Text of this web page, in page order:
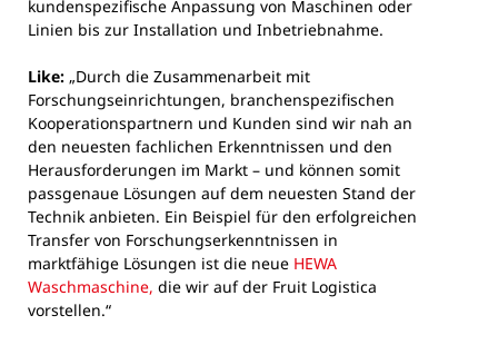
kundenspezifische Anpassung von Maschinen oder
Linien bis zur Installation und Inbetriebnahme.
Like: „Durch die Zusammenarbeit mit
Forschungseinrichtungen, branchenspezifischen
Kooperationspartnern und Kunden sind wir nah an
den neuesten fachlichen Erkenntnissen und den
Herausforderungen im Markt – und können somit
passgenaue Lösungen auf dem neuesten Stand der
Technik anbieten. Ein Beispiel für den erfolgreichen
Transfer von Forschungserkenntnissen in
marktfähige Lösungen ist die neue HEWA
Waschmaschine, die wir auf der Fruit Logistica
vorstellen.“